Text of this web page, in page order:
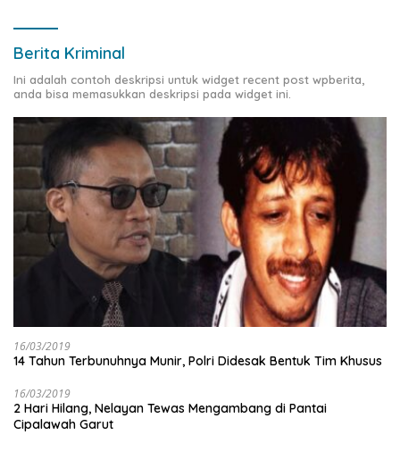
Berita Kriminal
Ini adalah contoh deskripsi untuk widget recent post wpberita,
anda bisa memasukkan deskripsi pada widget ini.
16/03/2019
14 Tahun Terbunuhnya Munir, Polri Didesak Bentuk Tim Khusus
16/03/2019
2 Hari Hilang, Nelayan Tewas Mengambang di Pantai
Cipalawah Garut